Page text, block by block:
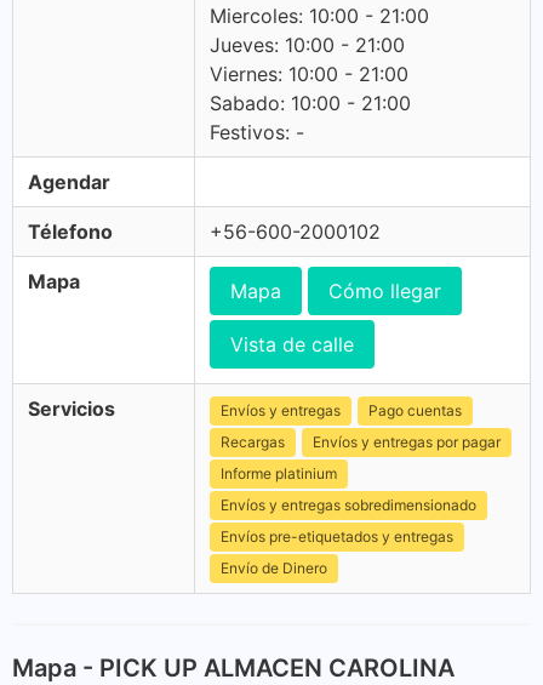
Miercoles: 10:00 - 21:00
Jueves: 10:00 - 21:00
Viernes: 10:00 - 21:00
Sabado: 10:00 - 21:00
Festivos: -
Agendar
Télefono +56-600-2000102
Mapa Mapa Cómo llegar
Vista de calle
Servicios Envíos y entregas
Pago cuentas
Recargas
Envíos y entregas por pagar
Informe platinium
Envíos y entregas sobredimensionado
Envíos pre-etiquetados y entregas
Envío de Dinero
Mapa - PICK UP ALMACEN CAROLINA